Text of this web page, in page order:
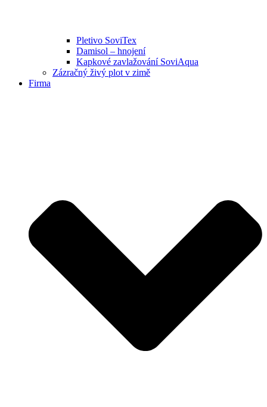
Pletivo SoviTex
Damisol – hnojení
Kapkové zavlažování SoviAqua
Zázračný živý plot v zimě
Firma